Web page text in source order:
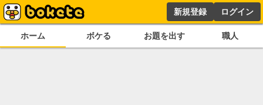
新規登録 ログイン
ホーム ボケる お題を出す 職人